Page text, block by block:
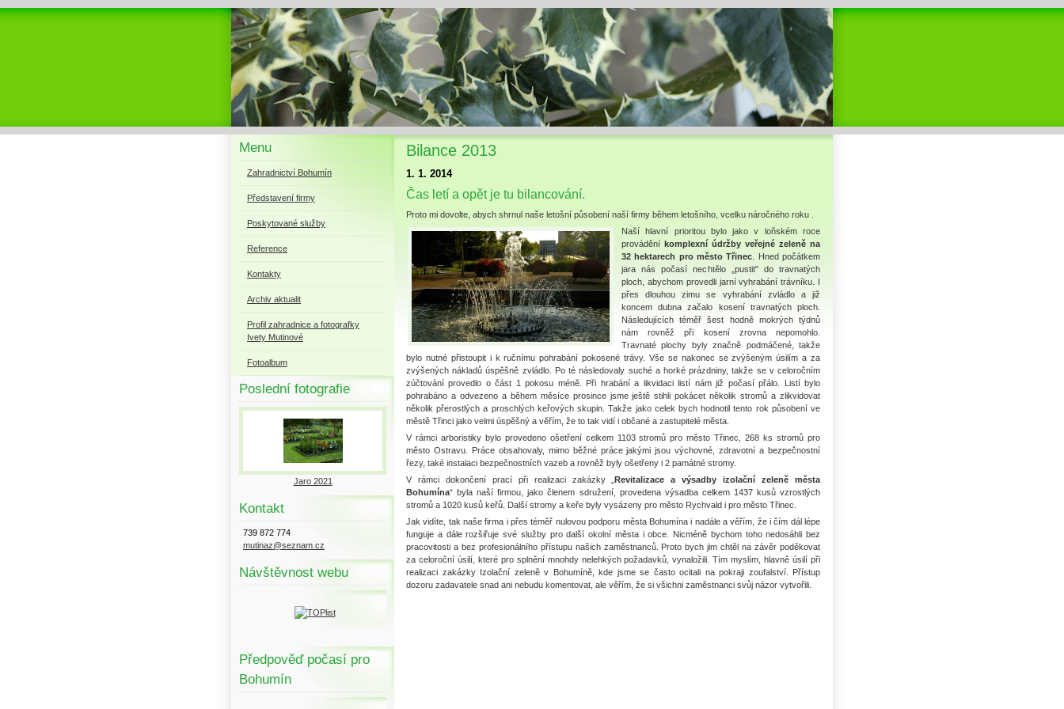
Menu
Zahradnictví Bohumín
Představení firmy
Poskytované služby
Reference
Kontakty
Archiv aktualit
Profil zahradnice a fotografky
Ivety Mutinové
Fotoalbum
Poslední fotografie
Jaro 2021
Kontakt
739 872 774
mutinaz@seznam.cz
Návštěvnost webu
Předpověď počasí pro
Bohumín
Bilance 2013
1. 1. 2014
Čas letí a opět je tu bilancování.
Proto mi dovolte, abych shrnul naše letošní působení naší firmy během letošního, vcelku náročného roku .
Naší hlavní prioritou bylo jako v loňském roce
provádění komplexní údržby veřejné zeleně na
32 hektarech pro město Třinec . Hned počátkem
jara nás počasí nechtělo „pustit" do travnatých
ploch, abychom provedli jarní vyhrabání trávníku. I
přes dlouhou zimu se vyhrabání zvládlo a již
koncem dubna začalo kosení travnatých ploch.
Následujících téměř šest hodně mokrých týdnů
nám rovněž při kosení zrovna nepomohlo.
Travnaté plochy byly značně podmáčené, takže
bylo nutné přistoupit i k ručnímu pohrabání pokosené trávy. Vše se nakonec se zvýšeným úsilím a za
zvýšených nákladů úspěšně zvládlo. Po té následovaly suché a horké prázdniny, takže se v celoročním
zúčtování provedlo o část 1 pokosu méně. Při hrabání a likvidaci listí nám již počasí přálo. Listí bylo
pohrabáno a odvezeno a během měsíce prosince jsme ještě stihli pokácet několik stromů a zlikvidovat
několik přerostlých a proschlých keřových skupin. Takže jako celek bych hodnotil tento rok působení ve
městě Třinci jako velmi úspěšný a věřím, že to tak vidí i občané a zastupitelé města.
V rámci arboristiky bylo provedeno ošetření celkem 1103 stromů pro město Třinec, 268 ks stromů pro
město Ostravu. Práce obsahovaly, mimo běžné práce jakými jsou výchovné, zdravotní a bezpečnostní
řezy, také instalaci bezpečnostních vazeb a rovněž byly ošetřeny i 2 památné stromy.
V rámci dokončení prací při realizaci zakázky „Revitalizace a výsadby izolační zeleně města
Bohumína“ byla naší firmou, jako členem sdružení, provedena výsadba celkem 1437 kusů vzrostlých
stromů a 1020 kusů keřů. Další stromy a keře byly vysázeny pro město Rychvald i pro město Třinec.
Jak vidíte, tak naše firma i přes téměř nulovou podporu města Bohumína i nadále a věřím, že i čím dál lépe
funguje a dále rozšiřuje své služby pro další okolní města i obce. Nicméně bychom toho nedosáhli bez
pracovitosti a bez profesionálního přístupu našich zaměstnanců. Proto bych jim chtěl na závěr poděkovat
za celoroční úsilí, které pro splnění mnohdy nelehkých požadavků, vynaložili. Tím myslím, hlavně úsilí při
realizaci zakázky Izolační zeleně v Bohumíně, kde jsme se často ocitali na pokraji zoufalství. Přístup
dozoru zadavatele snad ani nebudu komentovat, ale věřím, že si všichni zaměstnanci svůj názor vytvořili.